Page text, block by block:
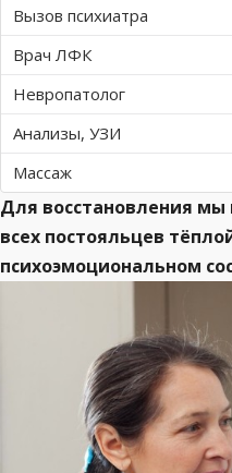
Вызов психиатра
Врач ЛФК
Невропатолог
Анализы, УЗИ
Массаж
Для восстановления
всех постояльцев
психоэмоциональном